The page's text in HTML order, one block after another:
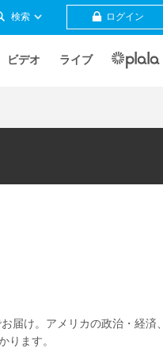
検索 ログイン
ビデオ ライブ
届け。アメリカの政治・経済、
ります。